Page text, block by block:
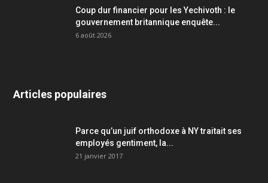
Coup dur financier pour les Yechivoth : le
gouvernement britannique enquête...
6 août 2026
Articles populaires
Parce qu’un juif orthodoxe à NY traitait ses
employés gentiment, la...
21 janvier 2017